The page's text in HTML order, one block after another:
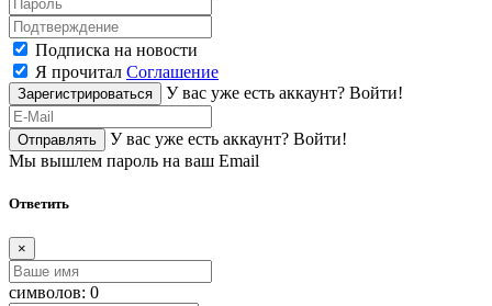
Подписка на новости
Я прочитал Соглашение
Зарегистрироваться У вас уже есть аккаунт? Войти!
Отправлять У вас уже есть аккаунт? Войти!
Мы вышлем пароль на ваш Email
Ответить
×
символов: 0